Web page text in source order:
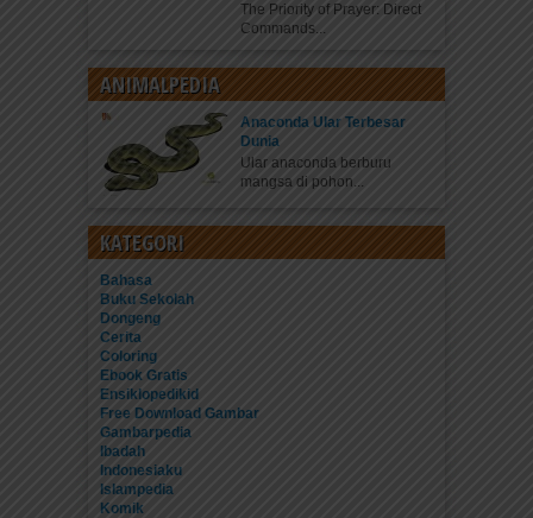
The Priority of Prayer: Direct
Commands...
ANIMALPEDIA
Anaconda Ular Terbesar
Dunia
Ular anaconda berburu
mangsa di pohon...
KATEGORI
Bahasa
Buku Sekolah
Dongeng
Cerita
Coloring
Ebook Gratis
Ensiklopedikid
Free Download Gambar
Gambarpedia
Ibadah
Indonesiaku
Islampedia
Komik